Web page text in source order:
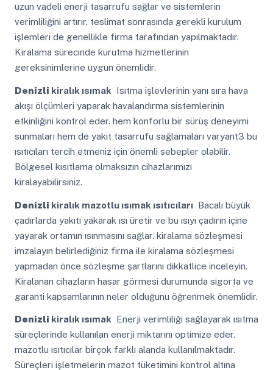
uzun vadeli enerji tasarrufu sağlar ve sistemlerin
verimliliğini artırır. teslimat sonrasında gerekli kurulum
işlemleri de genellikle firma tarafından yapılmaktadır.
Kiralama sürecinde kurutma hizmetlerinin
gereksinimlerine uygun önemlidir.
Denizli kiralık ısımak Isıtma işlevlerinin yanı sıra hava
akışı ölçümleri yaparak havalandırma sistemlerinin
etkinliğini kontrol eder. hem konforlu bir sürüş deneyimi
sunmaları hem de yakıt tasarrufu sağlamaları varyant3 bu
ısıtıcıları tercih etmeniz için önemli sebepler olabilir.
Bölgesel kısıtlama olmaksızın cihazlarımızı
kiralayabilirsiniz.
Denizli kiralık mazotlu ısımak ısıtıcılarıBacalı büyük
çadırlarda yakıtı yakarak ısı üretir ve bu ısıyı çadırın içine
yayarak ortamın ısınmasını sağlar. kiralama sözleşmesi
imzalayın belirlediğiniz firma ile kiralama sözleşmesi
yapmadan önce sözleşme şartlarını dikkatlice inceleyin.
Kiralanan cihazların hasar görmesi durumunda sigorta ve
garanti kapsamlarının neler olduğunu öğrenmek önemlidir.
Denizli kiralık ısımak Enerji verimliliği sağlayarak ısıtma
süreçlerinde kullanılan enerji miktarını optimize eder.
mazotlu ısıtıcılar birçok farklı alanda kullanılmaktadır.
Süreçleri işletmelerin mazot tüketimini kontrol altına